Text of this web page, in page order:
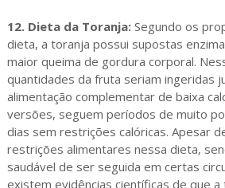
12. Dieta da Toranja:Segundo os
dieta, a toranja possui supostas
maior queima de gordura corporal.
quantidades da fruta seriam ingeridas
alimentação complementar de baixa
versões, seguem períodos de muito
dias sem restrições calóricas. Apesar
restrições alimentares nessa dieta,
saudável de ser seguida em certas
existem evidências científicas de que